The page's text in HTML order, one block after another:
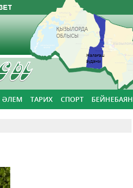
ӘЛЕМ ТАРИХ СПОРТ БЕЙНЕБАЯН